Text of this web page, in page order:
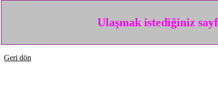
Ulaşmak istediğiniz
Geri dön